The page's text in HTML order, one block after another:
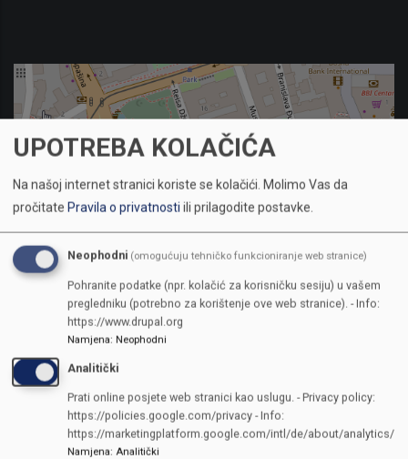
KONTAKTI
SKUPŠTINA
Adresa: Sarajevo, Reisa Džemaludina Čauševića 1
387 33 562-044
UPOTREBA KOLAČIĆA
Na našoj internet stranici koriste se kolačići. Molimo Vas da
pročitate Pravila o privatnostiili prilagodite postavke.
Neophodni (omogućuju tehničko funkcioniranje web stranice)
Pohranite podatke (npr. kolačić za korisničku sesiju) u vašem
pregledniku (potrebno za korištenje ove web stranice). - Info:
https://www.drupal.org
Namjena: Neophodni
Analitički
Prati online posjete web stranici kao uslugu. - Privacy policy:
https://policies.google.com/privacy - Info:
https://marketingplatform.google.com/intl/de/about/analytics/
Namjena: Analitički